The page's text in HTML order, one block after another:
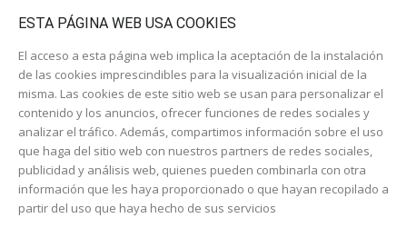
Dirección:c/ Cercedilla nº 14, 28925 Alcorcón
ESTA PÁGINA WEB USA COOKIES
El acceso a esta página web implica la aceptación de la instalación
de las cookies imprescindibles para la visualización inicial de la
misma. Las cookies de este sitio web se usan para personalizar el
contenido y los anuncios, ofrecer funciones de redes sociales y
analizar el tráfico. Además, compartimos información sobre el uso
que haga del sitio web con nuestros partners de redes sociales,
publicidad y análisis web, quienes pueden combinarla con otra
información que les haya proporcionado o que hayan recopilado a
partir del uso que haya hecho de sus servicios